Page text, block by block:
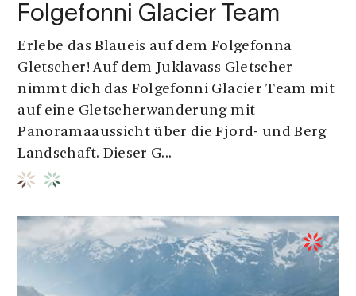
Folgefonni Glacier Team
Erlebe das Blaueis auf dem Folgefonna
Gletscher! Auf dem Juklavass Gletscher
nimmt dich das Folgefonni Glacier Team mit
auf eine Gletscherwanderung mit
Panoramaaussicht über die Fjord- und Berg
Landschaft. Dieser G...